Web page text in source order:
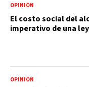
OPINIÓN
El costo social del
imperativo de una
OPINIÓN